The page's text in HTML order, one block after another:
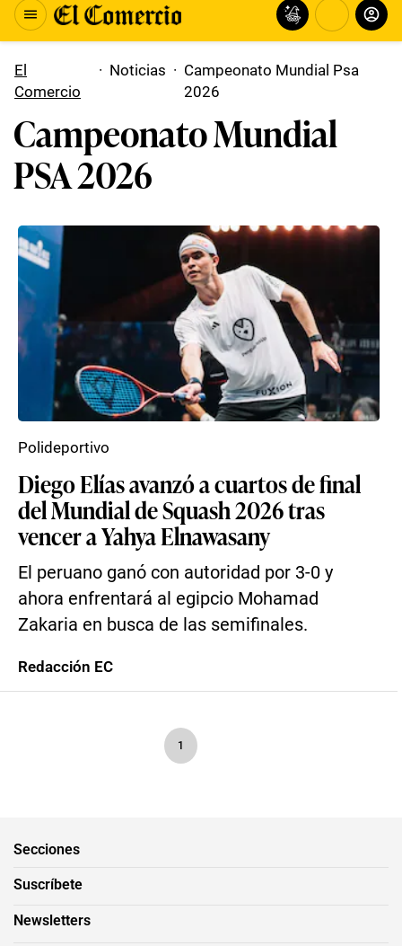
El
Comercio
· Noticias · Campeonato Mundial Psa
2026
Campeonato Mundial
PSA 2026
Diego Elías avanzó a cuartos de final
del Mundial de Squash 2026 tras
vencer a Yahya Elnawasany
El peruano ganó con autoridad por 3-0 y
ahora enfrentará al egipcio Mohamad
Zakaria en busca de las semifinales.
Polideportivo
Redacción EC
1
Secciones
Suscríbete
Newsletters